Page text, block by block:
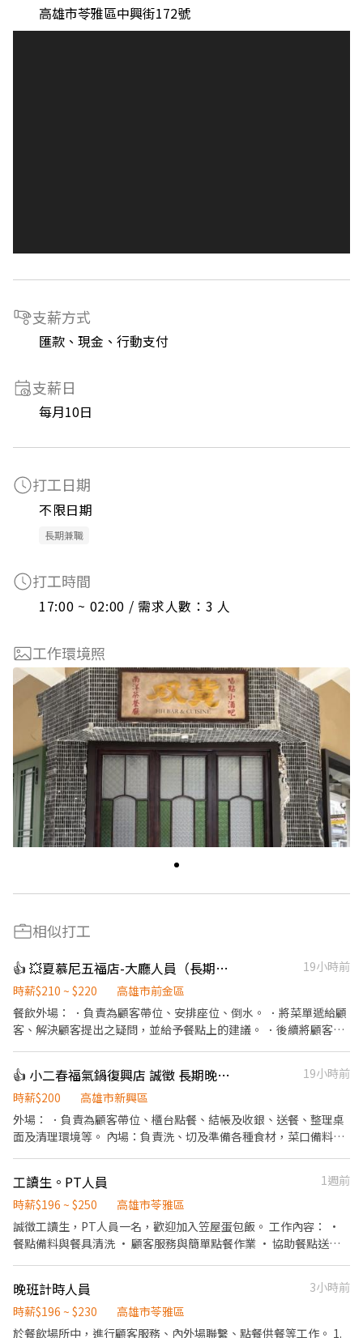
高雄市苓雅區中興街172號
支薪方式
匯款、現金、行動支付
支薪日
每月10日
打工日期
不限日期
長期兼職
打工時間
17:00 ~ 02:00 / 需求人數：3 人
工作環境照
相似打工
👍 💥夏慕尼五福店-大廳人員（長期）/廚藝人員（長期）
19小時前
時薪$210 ~ $220
高雄市前金區
餐飲外場： ．負責為顧客帶位、安排座位、倒水。 ．將菜單遞給顧
客、解決顧客提出之疑問，並給予餐點上的建議。 ．後續將顧客點
作餐點烹調與品質控管,確保料理品質穩定 ．備製營運所需物料 ．維
護廚房環境清潔衛生 ．可學習基礎鐵板技術，對廚藝料理有興趣
者。 需要長期配合整天班或晚班（六日都可以配合排班） ．平均下
班時間為22:00～22:30左右 特殊節日及假日較忙碌可能會到23:00
👍 小二春福氣鍋復興店 誠徵 長期晚班工作人員
19小時前
時薪$200
高雄市新興區
外場： ．負責為顧客帶位、櫃台點餐、結帳及收銀、送餐、整理桌
面及清理環境等。 內場：負責洗、切及準備各種食材，菜口備料、
工讀生。PT人員
1週前
時薪$196 ~ $250
高雄市苓雅區
誠徵工讀生，PT人員一名，歡迎加入笠屋蛋包飯。 工作內容： •
餐點備料與餐具清洗 • 顧客服務與簡單點餐作業 • 協助餐點送餐
能勝任，願意學習就歡迎投遞！ 開班作業 準備午餐需要的食材，環
境整潔 招呼客人,介紹我家餐點特色以及點餐跟收營 及出餐哇。外場
整潔工作 協助廚房製作餐點，環境清潔 享有勞健保-生日禮金-員工
晚班計時人員
3小時前
時薪$196 ~ $230
高雄市苓雅區
於餐飲場所中，進行顧客服務、內外場聯繫、點餐供餐等工作。 1.